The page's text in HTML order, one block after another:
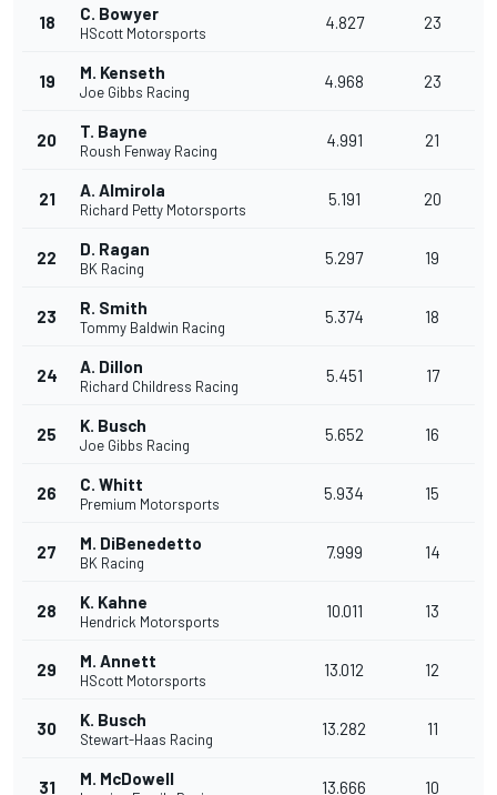
18 C. Bowyer
HScott Motorsports
4.827 23
19 M. Kenseth
Joe Gibbs Racing
4.968 23
20 T. Bayne
Roush Fenway Racing
4.991 21
21 A. Almirola
Richard Petty Motorsports
5.191 20
22 D. Ragan
BK Racing
5.297 19
23 R. Smith
Tommy Baldwin Racing
5.374 18
24 A. Dillon
Richard Childress Racing
5.451 17
25 K. Busch
Joe Gibbs Racing
5.652 16
26 C. Whitt
Premium Motorsports
5.934 15
27 M. DiBenedetto
BK Racing
7.999 14
28 K. Kahne
Hendrick Motorsports
10.011 13
29 M. Annett
HScott Motorsports
13.012 12
30 K. Busch
Stewart-Haas Racing
13.282 11
31 M. McDowell 13.666 10